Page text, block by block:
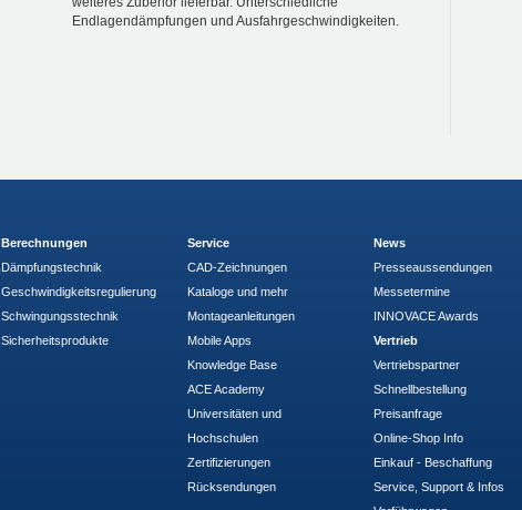
Endlagendämpfungen und Ausfahrgeschwindigkeiten.
Berechnungen
Dämpfungstechnik
Geschwindigkeitsregulierung
Schwingungsstechnik
Sicherheitsprodukte
Service
CAD-Zeichnungen
Kataloge und mehr
Montageanleitungen
Mobile Apps
Knowledge Base
ACE Academy
Universitäten und
Hochschulen
Zertifizierungen
Rücksendungen
News
Presseaussendungen
Messetermine
INNOVACE Awards
Vertrieb
Vertriebspartner
Schnellbestellung
Preisanfrage
Online-Shop Info
Einkauf - Beschaffung
Service, Support & Infos